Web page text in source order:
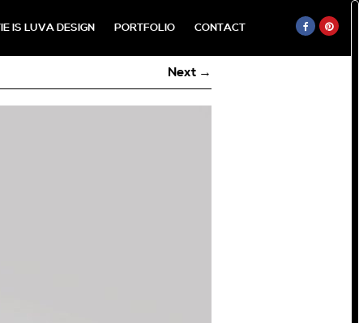
IS LUVA DESIGN PORTFOLIO CONTACT
Next →